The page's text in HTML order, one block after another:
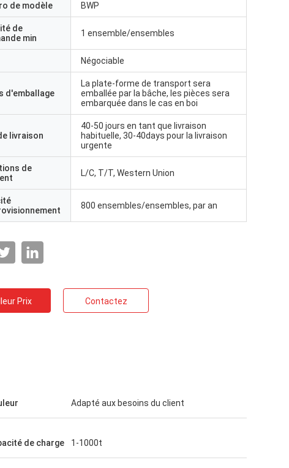
de modèle BWP
de
min
1 ensemble/ensembles
Négociable
d'emballage
La plate-forme de transport sera
emballée par la bâche, les pièces sera
embarquée dans le cas en boi
livraison
40-50 jours en tant que livraison
habituelle, 30-40days pour la livraison
urgente
de
L/C, T/T, Western Union
800 ensembles/ensembles, par an
Prix Contactez
Adapté aux besoins du client
de charge 1-1000t